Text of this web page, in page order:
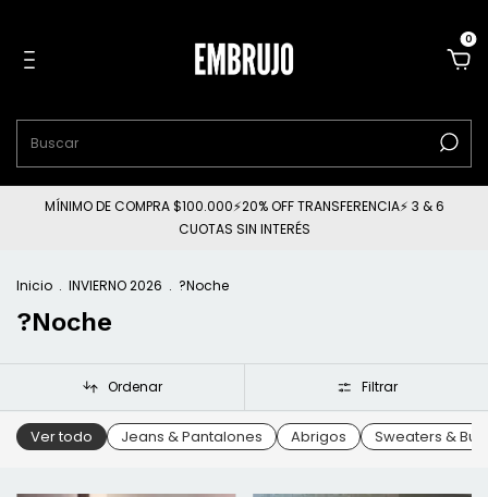
0
MÍNIMO DE COMPRA $100.000⚡20% OFF TRANSFERENCIA⚡ 3 & 6
CUOTAS SIN INTERÉS
Inicio . INVIERNO 2026 . ?Noche
?Noche
Ordenar Filtrar
Ver todo Jeans & Pantalones Abrigos Sweaters &